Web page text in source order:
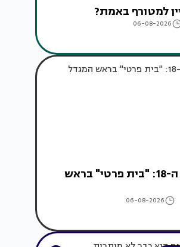
למטורף באמת?
06-08-2026
וילה בקומה ה-18: "בית פרטי" בראש
06-08-2026